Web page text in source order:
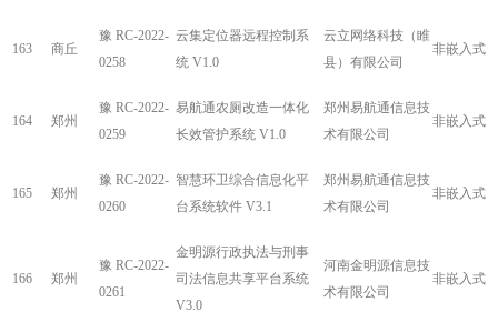
163 商丘
豫 RC-2022-
0258
云集定位器远程控制系
统 V1.0
云立网络科技（睢
县）有限公司
非嵌入式
164 郑州
豫 RC-2022-
0259
易航通农厕改造一体化
长效管护系统 V1.0
郑州易航通信息技
术有限公司
非嵌入式
165 郑州
豫 RC-2022-
0260
智慧环卫综合信息化平
台系统软件 V3.1
郑州易航通信息技
术有限公司
非嵌入式
166 郑州
豫 RC-2022-
0261
金明源行政执法与刑事
司法信息共享平台系统
V3.0
河南金明源信息技
术有限公司
非嵌入式